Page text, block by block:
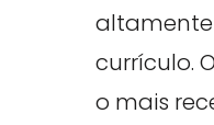
altamente
currículo.
o mais